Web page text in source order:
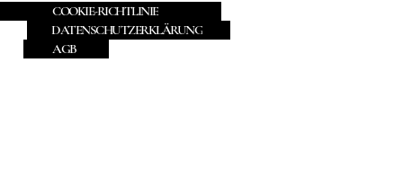
COOKIE-RICHTLINIE
DATENSCHUTZERKLÄRUNG
AGB